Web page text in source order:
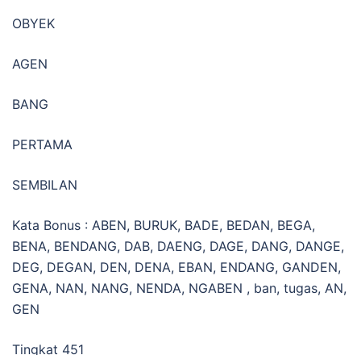
OBYEK
AGEN
BANG
PERTAMA
SEMBILAN
Kata Bonus : ABEN, BURUK, BADE, BEDAN, BEGA,
BENA, BENDANG, DAB, DAENG, DAGE, DANG, DANGE,
DEG, DEGAN, DEN, DENA, EBAN, ENDANG, GANDEN,
GENA, NAN, NANG, NENDA, NGABEN , ban, tugas, AN,
GEN
Tingkat 451